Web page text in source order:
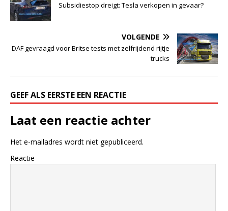
Subsidiestop dreigt: Tesla verkopen in gevaar?
VOLGENDE
DAF gevraagd voor Britse tests met zelfrijdend rijtje
trucks
GEEF ALS EERSTE EEN REACTIE
Laat een reactie achter
Het e-mailadres wordt niet gepubliceerd.
Reactie